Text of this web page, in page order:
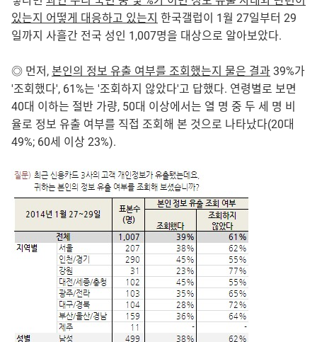
있는지 어떻게 대응하고 있는지 한국갤럽이 1월 27일부터 29
일까지 사흘간 전국 성인 1,007명을 대상으로 알아보았다.
◎ 먼저, 본인의 정보 유출 여부를 조회했는지 물은 결과 39%가
'조회했다', 61%는 '조회하지 않았다'고 답했다. 연령별로 보면
40대 이하는 절반 가량, 50대 이상에서는 열 명 중 두 세 명 비
율로 정보 유출 여부를 직접 조회해 본 것으로 나타났다(20대
49%; 60세 이상 23%).